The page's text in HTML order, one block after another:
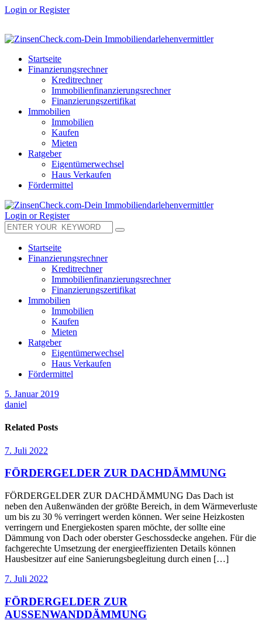
Login or Register
Startseite
Finanzierungsrechner
Kreditrechner
Immobilienfinanzierungsrechner
Finanzierungszertifikat
Immobilien
Immobilien
Kaufen
Mieten
Ratgeber
Eigentümerwechsel
Haus Verkaufen
Fördermittel
Login or Register
Startseite
Finanzierungsrechner
Kreditrechner
Immobilienfinanzierungsrechner
Finanzierungszertifikat
Immobilien
Immobilien
Kaufen
Mieten
Ratgeber
Eigentümerwechsel
Haus Verkaufen
Fördermittel
5. Januar 2019
daniel
Related Posts
7. Juli 2022
FÖRDERGELDER ZUR DACHDÄMMUNG
FÖRDERGELDER ZUR DACHDÄMMUNG Das Dach ist
neben den Außenwänden der größte Bereich, in dem Wärmeverluste
um bis zu 30 % verringert werden können. Wer seine Heizkosten
verringern und Energiekosten sparen möchte, der sollte eine
Dämmung von Dach oder oberster Geschossdecke angehen. Für die
fachgerechte Umsetzung der energieeffizienten Details können
Hausbesitzer auf eine Sanierungsbegleitung durch einen […]
7. Juli 2022
FÖRDERGELDER ZUR
AUSSENWANDDÄMMUNG